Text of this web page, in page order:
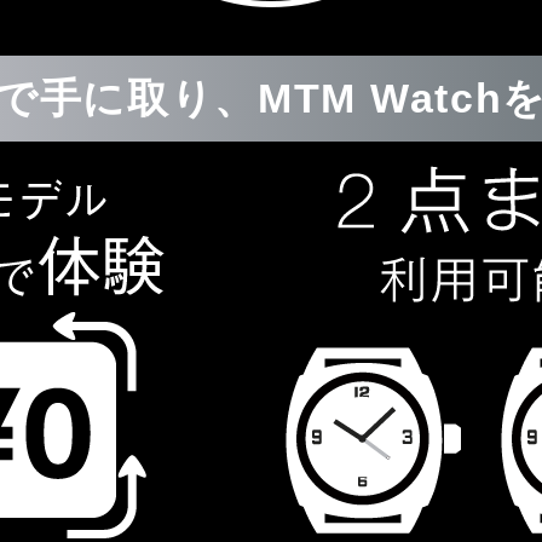
手に取り、MTM Watch